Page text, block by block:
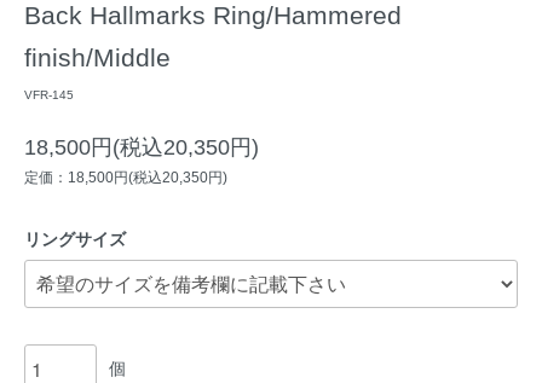
Back Hallmarks Ring/Hammered
finish/Middle
VFR-145
18,500円(税込20,350円)
定価：18,500円(税込20,350円)
リングサイズ
個